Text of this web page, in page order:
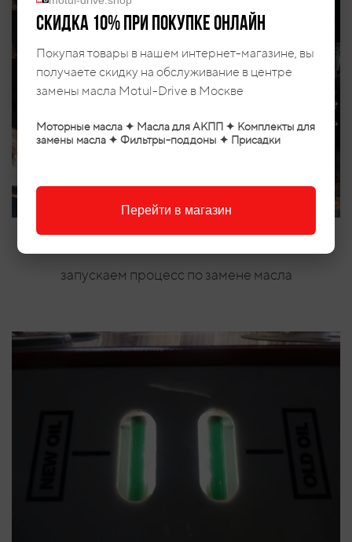
запускаем процесс по замене масла
Скидка 10% при покупке онлайн
Покупая товары в нашем интернет-магазине, вы
получаете скидку на обслуживание в центре
замены масла Motul-Drive в Москве
Моторные масла ✦ Масла для АКПП ✦ Комплекты для
замены масла ✦ Фильтры-поддоны ✦ Присадки
Перейти в магазин